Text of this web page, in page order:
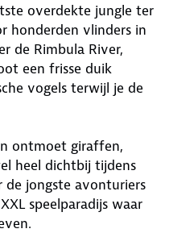
overdekte jungle ter
honderden vlinders in
de Rimbula River,
een frisse duik
vogels terwijl je de
ontmoet giraffen,
heel dichtbij tijdens
de jongste avonturiers
speelparadijs waar